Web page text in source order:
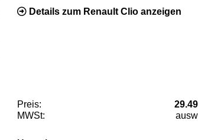
Details zum Renault Clio anzeigen
Preis:
MWSt: